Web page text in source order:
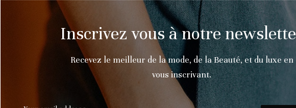
Inscrivez vous à notre
Recevez le meilleur de la mode, de la Beauté, et du luxe en
vous inscrivant.